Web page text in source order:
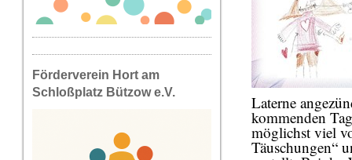
Förderverein Hort am
Schloßplatz Bützow e.V.
Laterne
kommenden
möglichst viel
Täuschungen“